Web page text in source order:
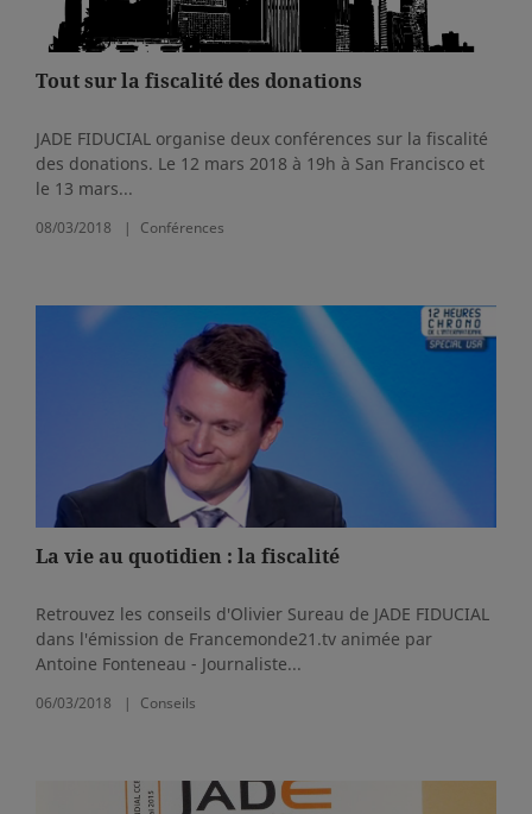
Tout sur la fiscalité des donations
JADE FIDUCIAL organise deux conférences sur la fiscalité
des donations. Le 12 mars 2018 à 19h à San Francisco et
le 13 mars...
08/03/2018 Conférences
La vie au quotidien : la fiscalité
Retrouvez les conseils d'Olivier Sureau de JADE FIDUCIAL
dans l'émission de Francemonde21.tv animée par
Antoine Fonteneau - Journaliste...
06/03/2018 Conseils